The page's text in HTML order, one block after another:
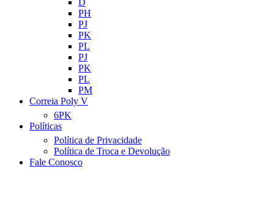
D
PH
PJ
PK
PL
PJ
PK
PL
PM
Correia Poly V
6PK
Políticas
Política de Privacidade
Política de Troca e Devolução
Fale Conosco